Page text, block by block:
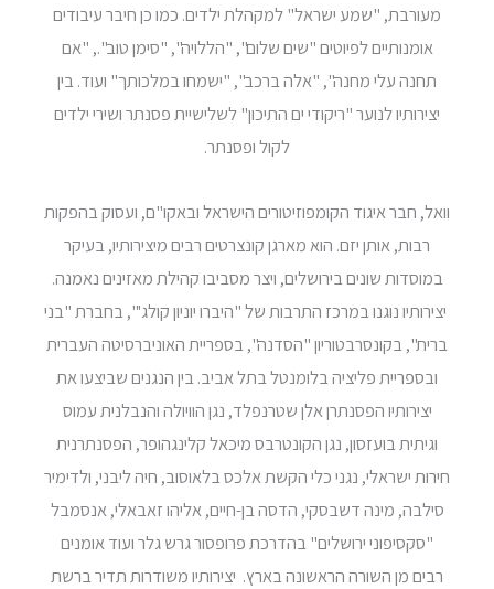
מעורבת, "שמע ישראל" למקהלת ילדים. כמו כן חיבר עיבודים
אומנותיים לפיוטים "שים שלום", "הללויה", "סימן טוב"., "אם
תחנה עלי מחנה", "אלה ברכב", "ישמחו במלכותך" ועוד. בין
יצירותיו לנוער "ריקודי ים התיכון" לשלישיית פסנתר ושירי ילדים
לקול ופסנתר.
וואל, חבר איגוד הקומפוזיטורים הישראל ובאקו"ם, ועסוק בהפקות
רבות, אותן יזם. הוא מארגן קונצרטים רבים מיצירותיו, בעיקר
במוסדות שונים בירושלים, ויצר מסביבו קהילת מאזינים נאמנה.
יצירותיו נוגנו במרכז התרבות של "היברו יוניון קולג'", בחברת "בני
ברית", בקונסרבטוריון "הסדנה", בספריית האוניברסיטה העברית
ובספריית פליציה בלומנטל בתל אביב. בין הנגנים שביצעו את
יצירותיו הפסנתרן אלן שטרנפלד, נגן הוויולה והנבלנית עמוס
וגיתית בועזסון, נגן הקונטרבס מיכאל קלינגהופר, הפסנתרנית
חירות ישראלי, נגני כלי הקשת אלכס בלאוסוב, חיה ליבני, ולדימיר
סילבה, מינה דשבסקי, הדסה בן-חיים, אליהו זאבאלי, אנסמבל
"סקסיפוני ירושלים" בהדרכת פרופסור גרש גלר ועוד אומנים
רבים מן השורה הראשונה בארץ. יצירותיו משודרות תדיר ברשת